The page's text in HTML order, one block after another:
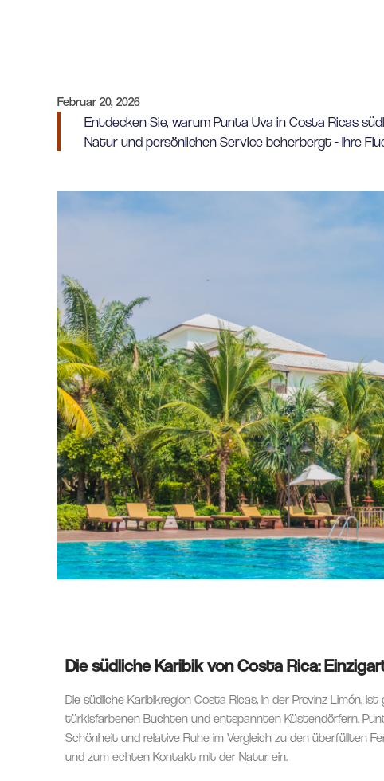
Februar 20, 2026
Entdecken Sie, warum Punta Uva in Costa Ricas
Natur und persönlichen Service beherbergt - Ihre
Die südliche Karibik von Costa Rica:
Die südliche Karibikregion Costa Ricas, in der Provinz Limón,
türkisfarbenen Buchten und entspannten Küstendörfern.
Schönheit und relative Ruhe im Vergleich zu den überfüllten
und zum echten Kontakt mit der Natur ein.